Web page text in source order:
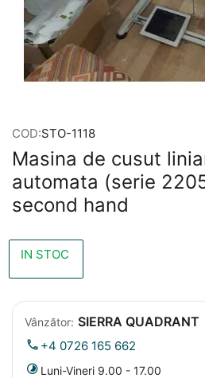
COD:STO-1118
Masina de cusut
automata (serie
second hand
IN STOC
Vânzător: SIERRA QUADRANT
+4 0726 165 662
Luni-Vineri 9.00 - 17.00